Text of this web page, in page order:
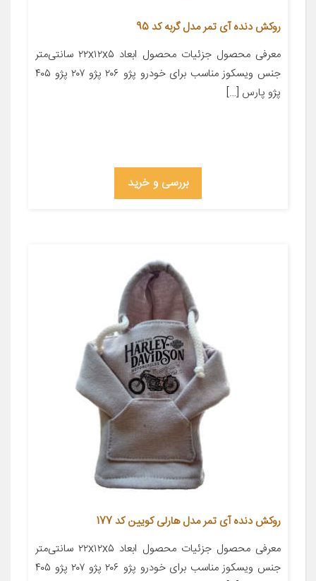
روکش دنده آی تمر مدل گربه کد 95
معرفی محصول جزئیات محصول ابعاد ۲۲x۱۲x۵ سانتی‌متر
جنس ویسکوز مناسب برای خودرو پژو ۲۰۶ پژو ۲۰۷ پژو ۴۰۵
پژو پارس […]
بررسی و خرید
روکش دنده آی تمر مدل هارلی کویین کد 177
معرفی محصول جزئیات محصول ابعاد ۲۲x۱۲x۵ سانتی‌متر
جنس ویسکوز مناسب برای خودرو پژو ۲۰۶ پژو ۲۰۷ پژو ۴۰۵